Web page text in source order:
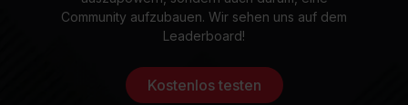
Community aufzubauen. Wir sehen uns auf dem
Leaderboard!
Kostenlos testen